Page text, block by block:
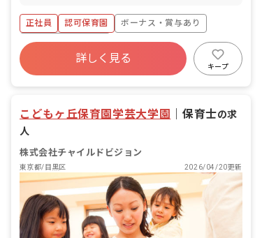
い保育園を共に作っていきましょう！ ＜
クラス定員＞ 0歳児クラス 6名 1歳児
クラス 10名 2歳児クラス 10名 3歳児
クラス 15名 4歳児クラス 15名 5歳児
もヶ丘保育園では、子どもたちの気持ち
添ったりと、肯定的な言葉をかけること
で将来の「生きる」力の基礎を培ってい
ます。
正社員 認可保育園
ボーナス・賞与あり
年間休日120日以上
寮・住宅・家賃補助あり
社会保険完備
詳しく見る
キープ
こどもヶ丘保育園学芸大学園 保育士の求
人
株式会社チャイルドビジョン
東京都/目黒区 2026/04/20更新